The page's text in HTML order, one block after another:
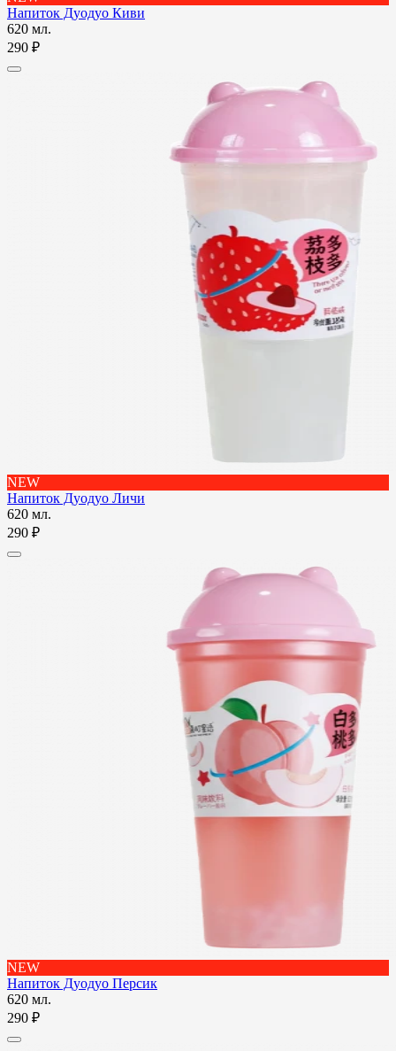
Напиток Дуодуо Киви
620 мл.
290 ₽
NEW
Напиток Дуодуо Личи
620 мл.
290 ₽
NEW
Напиток Дуодуо Персик
620 мл.
290 ₽